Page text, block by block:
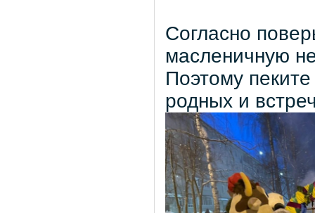
Согласно
масленичную
Поэтому
родных и